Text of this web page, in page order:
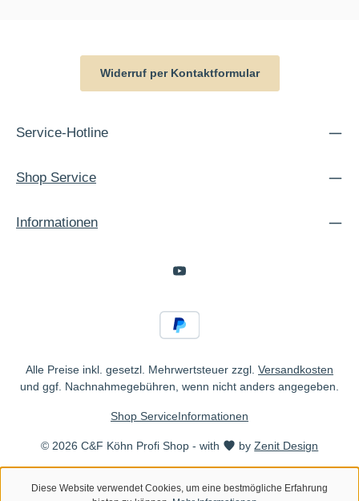
Widerruf per Kontaktformular
Service-Hotline
Shop Service
Informationen
Alle Preise inkl. gesetzl. Mehrwertsteuer zzgl. Versandkosten
und ggf. Nachnahmegebühren, wenn nicht anders angegeben.
© 2026 C&F Köhn Profi Shop - with byZenit Design
Shop ServiceInformationen
Diese Website verwendet Cookies, um eine bestmögliche Erfahrung